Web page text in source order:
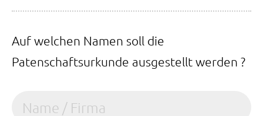
Auf welchen Namen soll die
Patenschaftsurkunde ausgestellt werden ?